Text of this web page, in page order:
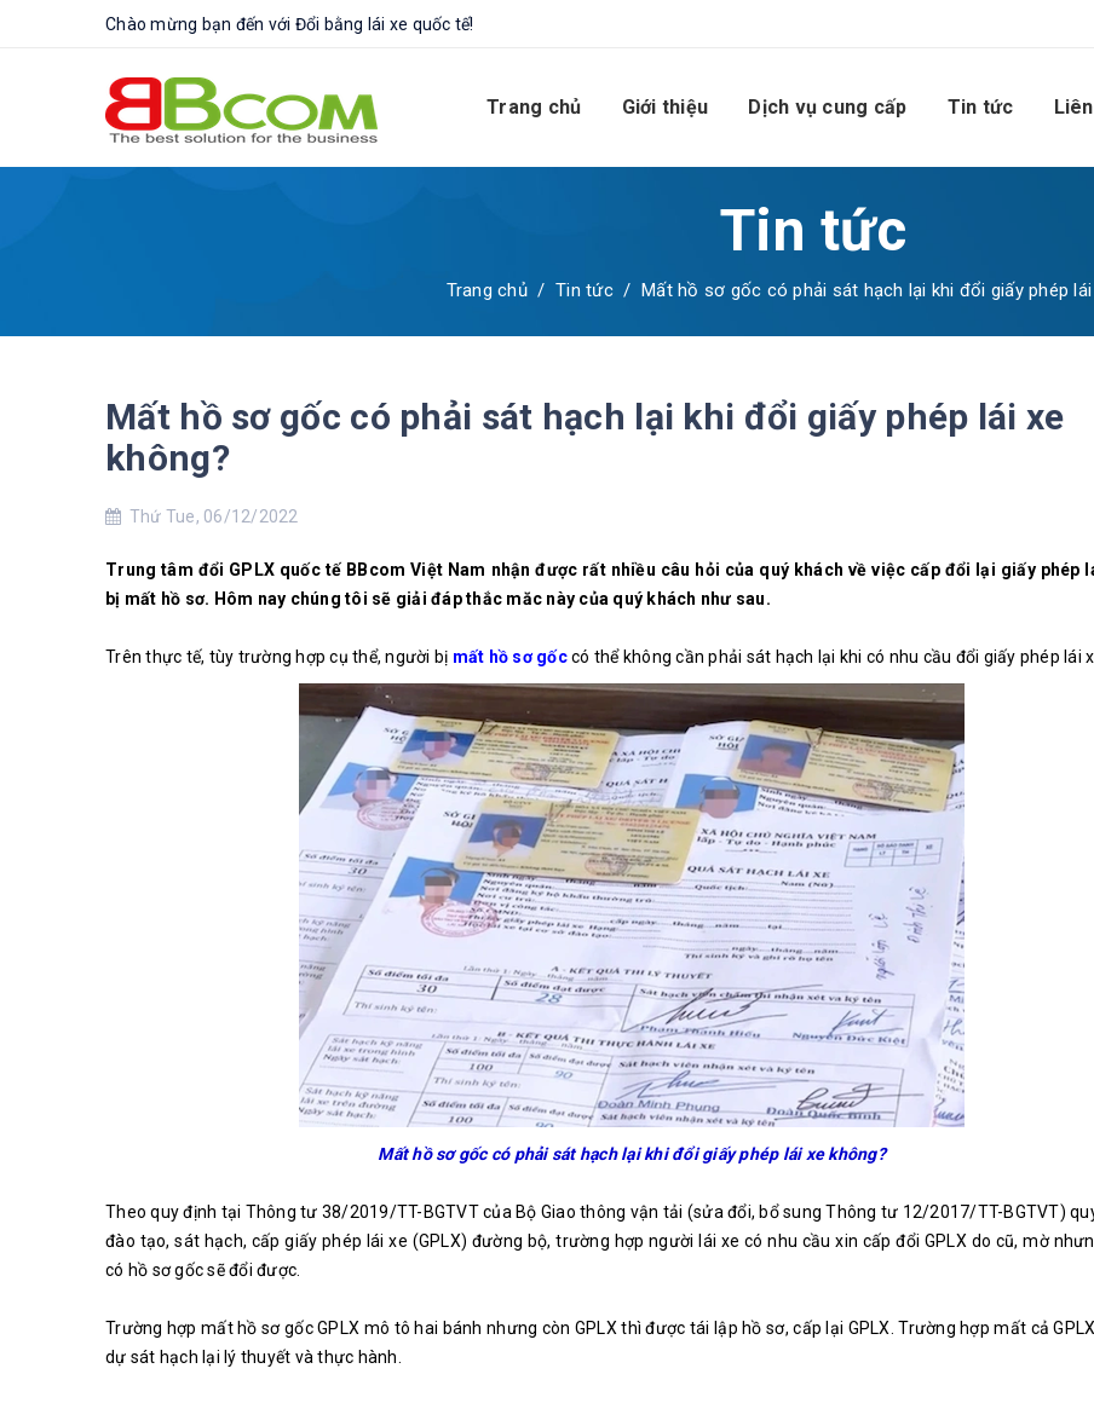
Chào mừng bạn đến với Đổi bằng lái xe quốc tế!
Trang chủ Giới thiệu Dịch vụ cung cấp Tin tức
Tin tức
Trang chủ / Tin tức / Mất hồ sơ gốc có phải sát hạch lại khi đổi giấy phép lái
Mất hồ sơ gốc có phải sát hạch lại khi đổi giấy phép lái xe
không?
Thứ Tue, 06/12/2022
Trung tâm đổi GPLX quốc tế BBcom Việt Nam nhận được rất nhiều câu hỏi của quý khách về việc cấp đổi lại giấy phép
bị mất hồ sơ. Hôm nay chúng tôi sẽ giải đáp thắc măc này của quý khách như sau.
Trên thực tế, tùy trường hợp cụ thể, người bị mất hồ sơ gốccó thể không cần phải sát hạch lại khi có nhu cầu đổi giấy phép lái
Mất hồ sơ gốc có phải sát hạch lại khi đổi giấy phép lái xe không?
Theo quy định tại Thông tư 38/2019/TT-BGTVT của Bộ Giao thông vận tải (sửa đổi, bổ sung Thông tư 12/2017/TT-BGTVT)
đào tạo, sát hạch, cấp giấy phép lái xe (GPLX) đường bộ, trường hợp người lái xe có nhu cầu xin cấp đổi GPLX do cũ, mờ
có hồ sơ gốc sẽ đổi được.
Trường hợp mất hồ sơ gốc GPLX mô tô hai bánh nhưng còn GPLX thì được tái lập hồ sơ, cấp lại GPLX. Trường hợp mất cả
dự sát hạch lại lý thuyết và thực hành.